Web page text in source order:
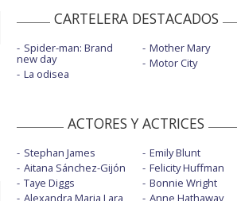
CARTELERA DESTACADOS
Spider-man: Brand
new day
La odisea
Mother Mary
Motor City
ACTORES Y ACTRICES
Stephan James
Aitana Sánchez-Gijón
Taye Diggs
Alexandra Maria Lara
Emily Blunt
Felicity Huffman
Bonnie Wright
Anne Hathaway